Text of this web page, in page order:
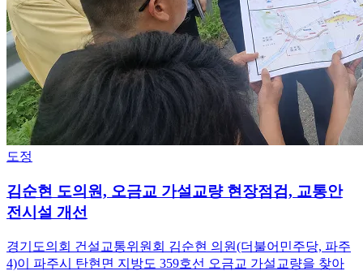
도정
김순현 도의원, 오금교 가설교량 현장점검, 교통안
전시설 개선
경기도의회 건설교통위원회 김순현 의원(더불어민주당, 파주
4)이 파주시 탄현면 지방도 359호선 오금교 가설교량을 찾아